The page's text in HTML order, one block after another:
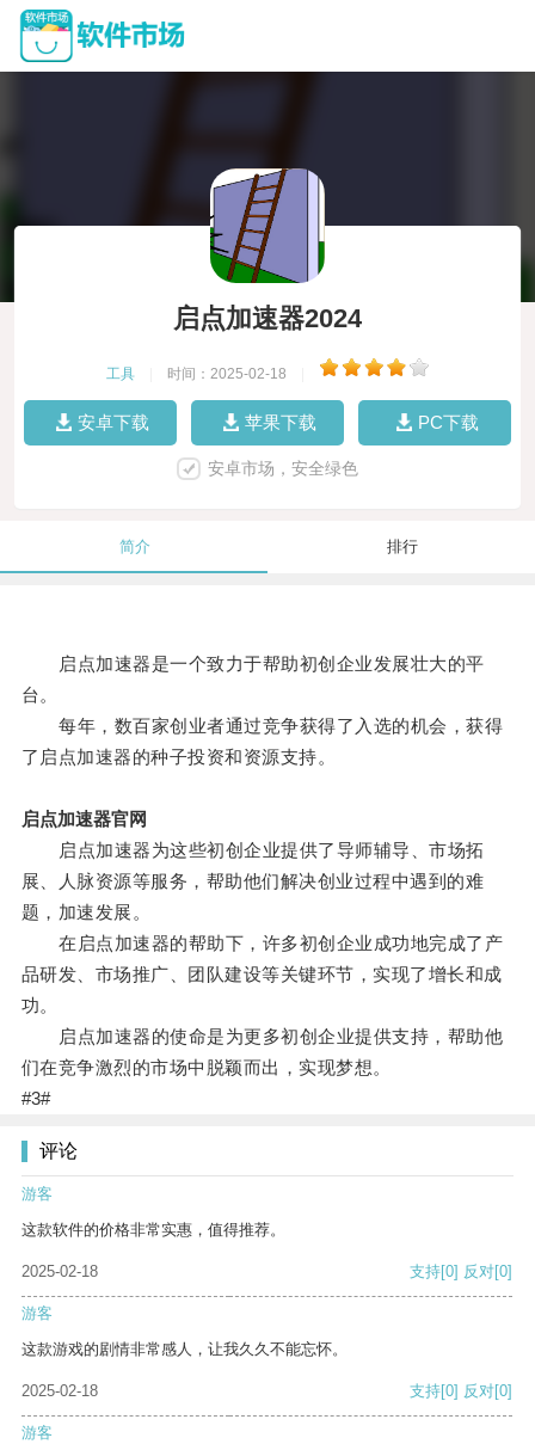
启点加速器2024
工具 时间：2025-02-18
安卓下载 苹果下载 PC下载
安卓市场，安全绿色
简介 排行
启点加速器是一个致力于帮助初创企业发展壮大的平
台。
每年，数百家创业者通过竞争获得了入选的机会，获得
了启点加速器的种子投资和资源支持。
启点加速器官网
启点加速器为这些初创企业提供了导师辅导、市场拓
展、人脉资源等服务，帮助他们解决创业过程中遇到的难
题，加速发展。
在启点加速器的帮助下，许多初创企业成功地完成了产
品研发、市场推广、团队建设等关键环节，实现了增长和成
功。
启点加速器的使命是为更多初创企业提供支持，帮助他
们在竞争激烈的市场中脱颖而出，实现梦想。
#3#
评论
游客
这款软件的价格非常实惠，值得推荐。
2025-02-18 支持[0] 反对[0]
游客
这款游戏的剧情非常感人，让我久久不能忘怀。
2025-02-18 支持[0] 反对[0]
游客